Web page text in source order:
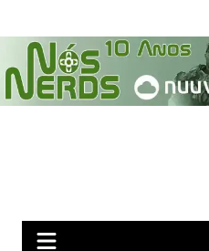
para
conteúdo